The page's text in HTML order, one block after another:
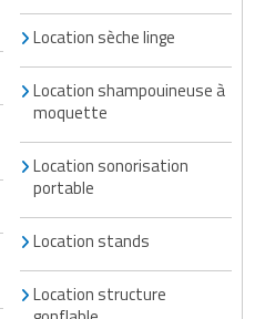
Location sèche linge
Location shampouineuse à
moquette
Location sonorisation
portable
Location stands
Location structure